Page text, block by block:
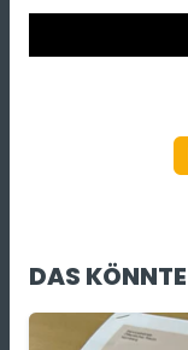
DAS